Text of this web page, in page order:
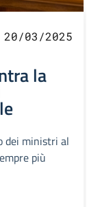
20/03/2025
la
dei ministri al
più